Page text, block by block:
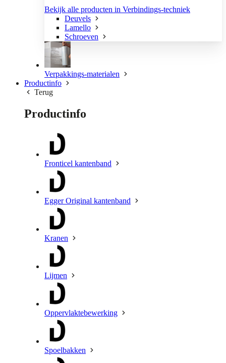
Bekijk alle producten in Verbindings-techniek
Deuvels
Lamello
Schroeven
Verpakkings-materialen
Productinfo
Terug
Productinfo
Fronticel kantenband
Egger Original kantenband
Kranen
Lijmen
Oppervlaktebewerking
Spoelbakken